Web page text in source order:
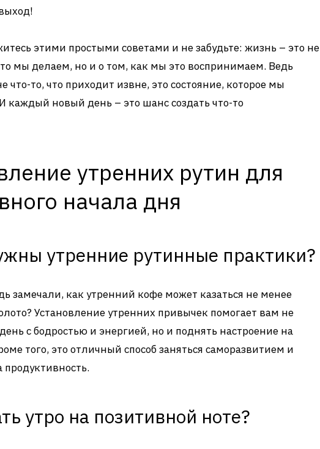
этими простыми советами и не забудьте: жизнь – это не
мы делаем, но и о том, как мы это воспринимаем. Ведь
что-то, что приходит извне, это состояние, которое мы
каждый новый день – это шанс создать что-то
утренних рутин для
начала дня
утренние рутинные практики?
замечали, как утренний кофе может казаться не менее
Установление утренних привычек помогает вам не
с бодростью и энергией, но и поднять настроение на
того, это отличный способ заняться саморазвитием и
продуктивность.
утро на позитивной ноте?